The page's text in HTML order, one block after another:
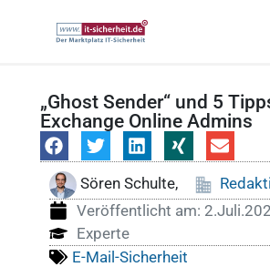
„Ghost Sender“ und 5
Exchange Online Admins
Sören Schulte,
Veröffentlicht am:
Experte
E-Mail-Sicherheit